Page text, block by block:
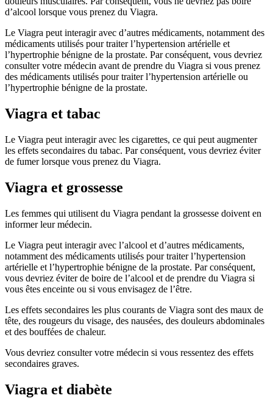
d’alcool lorsque vous prenez du Viagra.
Le Viagra peut interagir avec d’autres médicaments, notamment des
médicaments utilisés pour traiter l’hypertension artérielle et
l’hypertrophie bénigne de la prostate. Par conséquent, vous devriez
consulter votre médecin avant de prendre du Viagra si vous prenez
des médicaments utilisés pour traiter l’hypertension artérielle ou
l’hypertrophie bénigne de la prostate.
Viagra et tabac
Le Viagra peut interagir avec les cigarettes, ce qui peut augmenter
les effets secondaires du tabac. Par conséquent, vous devriez éviter
de fumer lorsque vous prenez du Viagra.
Viagra et grossesse
Les femmes qui utilisent du Viagra pendant la grossesse doivent en
informer leur médecin.
Le Viagra peut interagir avec l’alcool et d’autres médicaments,
notamment des médicaments utilisés pour traiter l’hypertension
artérielle et l’hypertrophie bénigne de la prostate. Par conséquent,
vous devriez éviter de boire de l’alcool et de prendre du Viagra si
vous êtes enceinte ou si vous envisagez de l’être.
Les effets secondaires les plus courants de Viagra sont des maux de
tête, des rougeurs du visage, des nausées, des douleurs abdominales
et des bouffées de chaleur.
Vous devriez consulter votre médecin si vous ressentez des effets
secondaires graves.
Viagra et diabète